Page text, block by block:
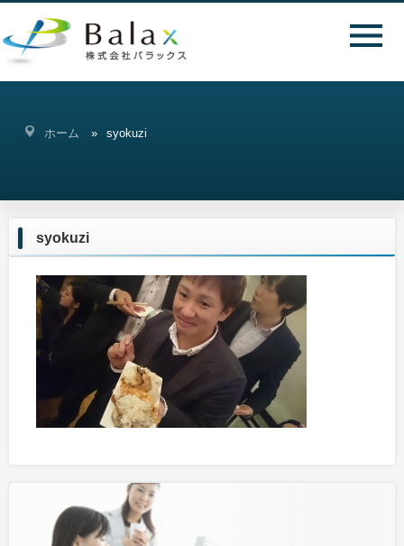
ホーム syokuzi
syokuzi